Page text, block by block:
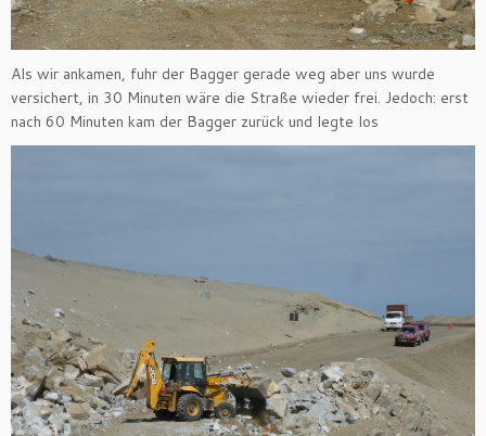
Als wir ankamen, fuhr der Bagger gerade weg aber uns wurde
versichert, in 30 Minuten wäre die Straße wieder frei. Jedoch: erst
nach 60 Minuten kam der Bagger zurück und legte los